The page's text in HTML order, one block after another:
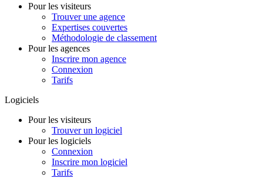
Pour les visiteurs
Trouver une agence
Expertises couvertes
Méthodologie de classement
Pour les agences
Inscrire mon agence
Connexion
Tarifs
Logiciels
Pour les visiteurs
Trouver un logiciel
Pour les logiciels
Connexion
Inscrire mon logiciel
Tarifs